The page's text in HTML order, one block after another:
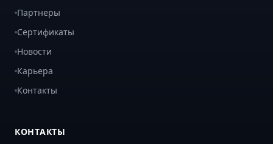
Партнеры
Сертификаты
Новости
Карьера
Контакты
КОНТАКТЫ